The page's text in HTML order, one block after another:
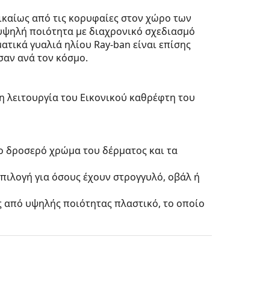
από τις κορυφαίες στον χώρο των
ποιότητα με διαχρονικό σχεδιασμό
γυαλιά ηλίου Ray-ban είναι επίσης
ανά τον κόσμο.
του Εικονικού καθρέφτη του
δροσερό χρώμα του δέρματος και τα
για όσους έχουν στρογγυλό, οβάλ ή
υψηλής ποιότητας πλαστικό, το οποίο
επηρεάζουν την αντίθεση ή να